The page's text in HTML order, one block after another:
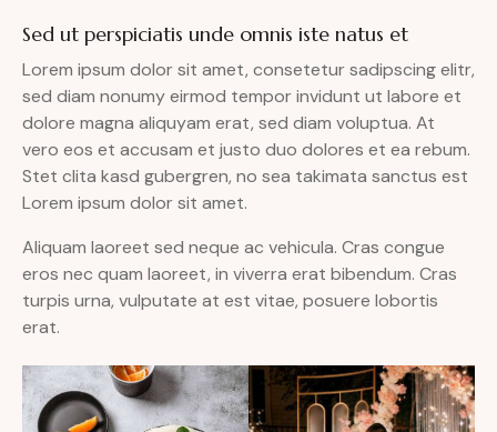
Sed ut perspiciatis unde omnis iste natus et
Lorem ipsum dolor sit amet, consetetur sadipscing elitr,
sed diam nonumy eirmod tempor invidunt ut labore et
dolore magna aliquyam erat, sed diam voluptua. At
vero eos et accusam et justo duo dolores et ea rebum.
Stet clita kasd gubergren, no sea takimata sanctus est
Lorem ipsum dolor sit amet.
Aliquam laoreet sed neque ac vehicula. Cras congue
eros nec quam laoreet, in viverra erat bibendum. Cras
turpis urna, vulputate at est vitae, posuere lobortis
erat.